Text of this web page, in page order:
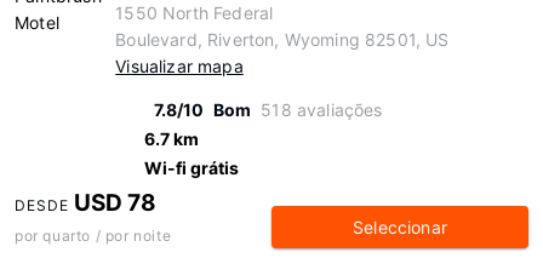
1550 North Federal
Boulevard, Riverton, Wyoming 82501, US
Visualizar mapa
7.8/10 Bom 518 avaliações
6.7 km
Wi-fi grátis
DESDE USD 78
por quarto / por noite Seleccionar